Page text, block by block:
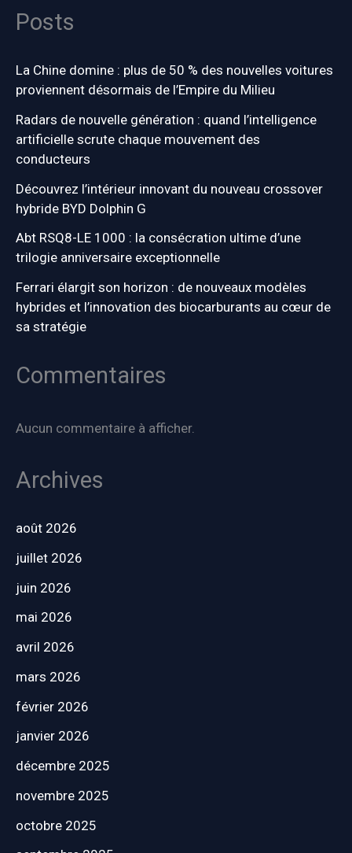
Posts
La Chine domine : plus de 50 % des nouvelles voitures
proviennent désormais de l’Empire du Milieu
Radars de nouvelle génération : quand l’intelligence
artificielle scrute chaque mouvement des
conducteurs
Découvrez l’intérieur innovant du nouveau crossover
hybride BYD Dolphin G
Abt RSQ8-LE 1000 : la consécration ultime d’une
trilogie anniversaire exceptionnelle
Ferrari élargit son horizon : de nouveaux modèles
hybrides et l’innovation des biocarburants au cœur de
sa stratégie
Commentaires
Aucun commentaire à afficher.
Archives
août 2026
juillet 2026
juin 2026
mai 2026
avril 2026
mars 2026
février 2026
janvier 2026
décembre 2025
novembre 2025
octobre 2025